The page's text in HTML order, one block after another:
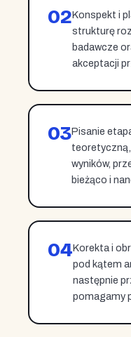
02Konspekt i
strukturę
badawcze
akceptacji
03Pisanie
teoretyczną,
wyników,
bieżąco i
04Korekta i
pod kątem
następnie
pomagamy